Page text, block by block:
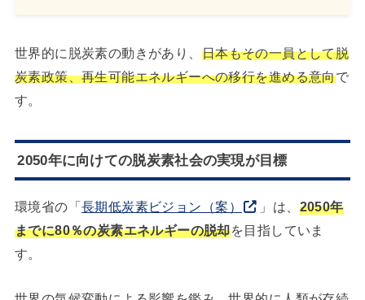
世界的に脱炭素の動きがあり、 日本もその一員として脱
炭素政策、再生可能エネルギーへの移行を進める意向で
す。
2050年に向けての脱炭素社会の実現が目標
環境省の「長期低炭素ビジョン（案） 」は、 2050年
までに80％の炭素エネルギーの脱却を目指していま
す。